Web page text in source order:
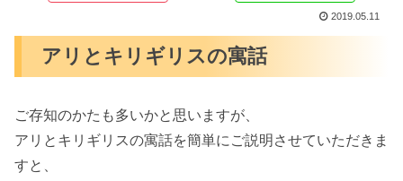
2019.05.11
アリとキリギリスの寓話
ご存知のかたも多いかと思いますが、
アリとキリギリスの寓話を簡単にご説明させていただきま
すと、